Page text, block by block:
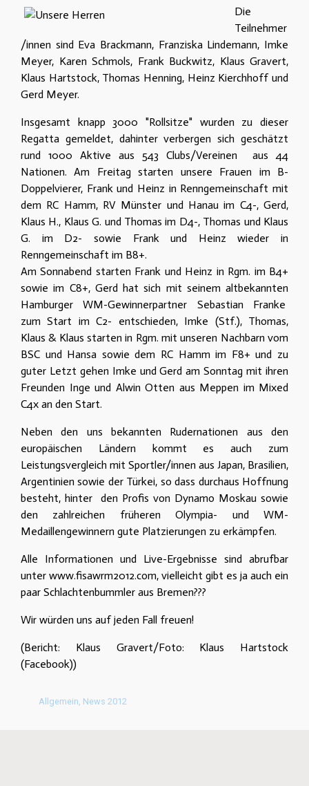
Die
Teilnehmer
/innen sind Eva Brackmann, Franziska Lindemann, Imke
Meyer, Karen Schmols, Frank Buckwitz, Klaus Gravert,
Klaus Hartstock, Thomas Henning, Heinz Kierchhoff und
Gerd Meyer.
Insgesamt knapp 3000 "Rollsitze" wurden zu dieser
Regatta gemeldet, dahinter verbergen sich geschätzt
rund 1000 Aktive aus 543 Clubs/Vereinen aus 44
Nationen. Am Freitag starten unsere Frauen im B-
Doppelvierer, Frank und Heinz in Renngemeinschaft mit
dem RC Hamm, RV Münster und Hanau im C4-, Gerd,
Klaus H., Klaus G. und Thomas im D4-, Thomas und Klaus
G. im D2- sowie Frank und Heinz wieder in
Renngemeinschaft im B8+.
Am Sonnabend starten Frank und Heinz in Rgm. im B4+
sowie im C8+, Gerd hat sich mit seinem altbekannten
Hamburger WM-Gewinnerpartner Sebastian Franke
zum Start im C2- entschieden, Imke (Stf.), Thomas,
Klaus & Klaus starten in Rgm. mit unseren Nachbarn vom
BSC und Hansa sowie dem RC Hamm im F8+ und zu
guter Letzt gehen Imke und Gerd am Sonntag mit ihren
Freunden Inge und Alwin Otten aus Meppen im Mixed
C4x an den Start.
Neben den uns bekannten Rudernationen aus den
europäischen Ländern kommt es auch zum
Leistungsvergleich mit Sportler/innen aus Japan, Brasilien,
Argentinien sowie der Türkei, so dass durchaus Hoffnung
besteht, hinter den Profis von Dynamo Moskau sowie
den zahlreichen früheren Olympia- und WM-
Medaillengewinnern gute Platzierungen zu erkämpfen.
Alle Informationen und Live-Ergebnisse sind abrufbar
unter www.fisawrm2012.com, vielleicht gibt es ja auch ein
paar Schlachtenbummler aus Bremen???
Wir würden uns auf jeden Fall freuen!
(Bericht: Klaus Gravert/Foto: Klaus Hartstock
(Facebook))
Allgemein, News 2012
© Bremer Ruderverein von 1882 e.V. •